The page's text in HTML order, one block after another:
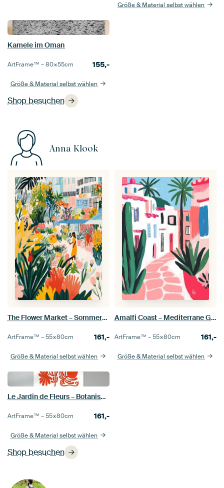
Shop besuchen
Größe & Material selbst wählen
Kamele im Oman
ArtFrame™ –80×55cm 155,-
Größe & Material selbst wählen
Anna Klook
Shop besuchen
The Flower Market – Sommermorgen im Blütenmeer
ArtFrame™ –55×80cm 161,-
Größe & Material selbst wählen
Amalfi Coast – Mediterrane Gasse Illustration
ArtFrame™ –55×80cm 161,-
Größe & Material selbst wählen
Le Jardin de Fleurs – Botanisches Blumen Poster
ArtFrame™ –55×80cm 161,-
Größe & Material selbst wählen